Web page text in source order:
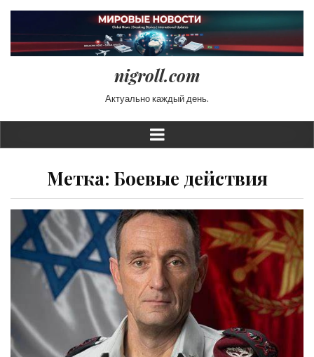
nigroll.com
Актуально каждый день.
Метка: Боевые действия